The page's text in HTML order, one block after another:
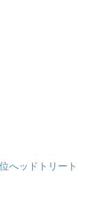
へッドトリート